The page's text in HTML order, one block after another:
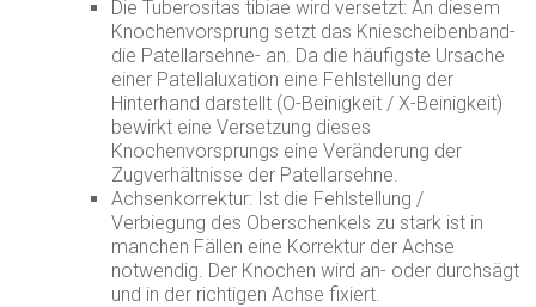
Die Tuberositas tibiae wird versetzt: An diesem
Knochenvorsprung setzt das Kniescheibenband-
die Patellarsehne- an. Da die häufigste Ursache
einer Patellaluxation eine Fehlstellung der
Hinterhand darstellt (O-Beinigkeit / X-Beinigkeit)
bewirkt eine Versetzung dieses
Knochenvorsprungs eine Veränderung der
Zugverhältnisse der Patellarsehne.
Achsenkorrektur: Ist die Fehlstellung /
Verbiegung des Oberschenkels zu stark ist in
manchen Fällen eine Korrektur der Achse
notwendig. Der Knochen wird an- oder durchsägt
und in der richtigen Achse fixiert.